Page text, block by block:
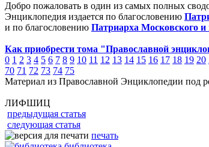
Добро пожаловать в один из самых полных
Энциклопедия издается по благословению
и по благословению Патриарха Московского
Как приобрести тома "Православной
0 1 2 3 4 5 6 7 8 9 10 11 12 13 14 15 16 17 18 19 20
70 71 72 73 74 75
Материал из Православной Энциклопедии под
ЛИФШИЦ
предыдущая статья
следующая статья
печать